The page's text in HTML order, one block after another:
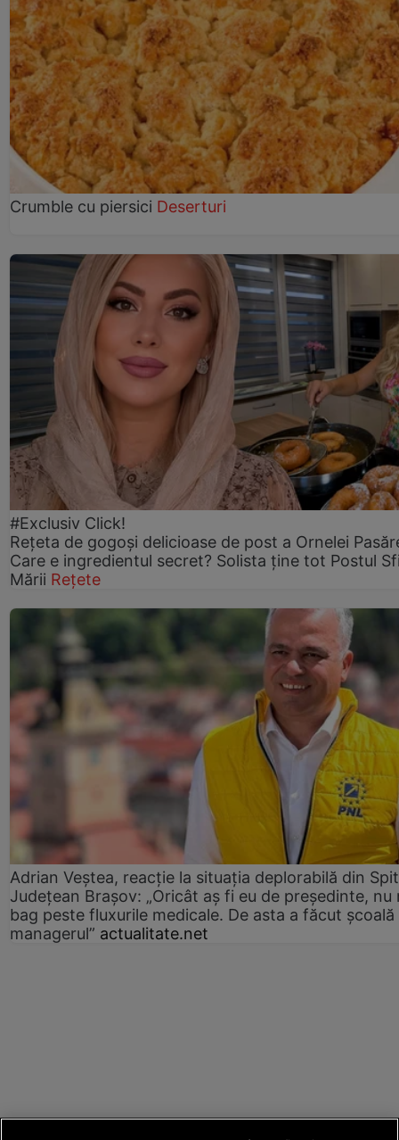
Crumble cu piersici Deserturi
#Exclusiv Click!
Rețeta de gogoşi delicioase de post a Ornelei
Care e ingredientul secret? Solista ține tot Postul
Mării Rețete
Adrian Veștea, reacție la situația deplorabilă din
Județean Brașov: „Oricât aș fi eu de președinte, nu
bag peste fluxurile medicale. De asta a făcut școală
managerul” actualitate.net